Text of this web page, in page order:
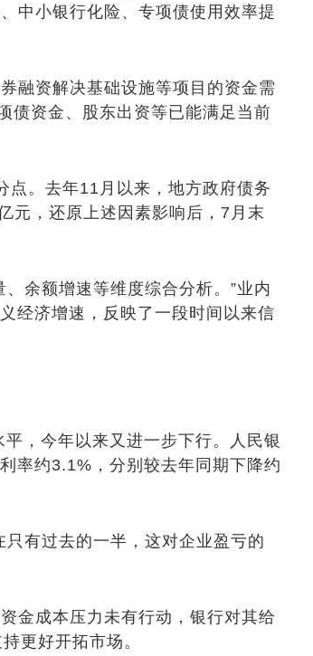
中小银行化险、专项债使用效率提
融资解决基础设施等项目的资金需
债资金、股东出资等已能满足当前
。去年11月以来，地方政府债务
元，还原上述因素影响后，7月末
余额增速等维度综合分析。”业内
经济增速，反映了一段时间以来信
，今年以来又进一步下行。人民银
率约3.1%，分别较去年同期下降约
有过去的一半，这对企业盈亏的
成本压力未有行动，银行对其给
更好开拓市场。